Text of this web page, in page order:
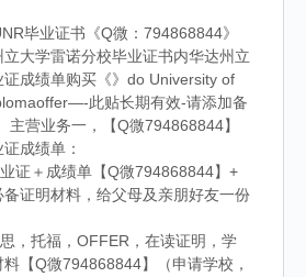
毕业证书《Q微：794868844》
大学雷诺分校毕业证书内华达州立
证成绩单购买《》do University of
此贴长期有效-请添加备
主营业务一，【Q微794868844】
成绩单：
证＋成绩单【Q微794868844】+
备证明材料，给父母及亲朋好友一份
，托福，OFFER，在读证明，学
【Q微794868844】（申请学校，